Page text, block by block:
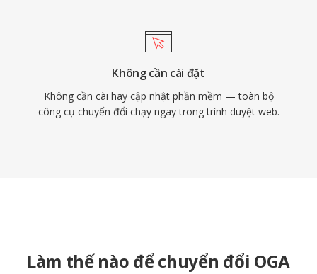
Không cần cài đặt
Không cần cài hay cập nhật phần mềm — toàn bộ
công cụ chuyển đổi chạy ngay trong trình duyệt web.
Làm thế nào để chuyển đổi OGA